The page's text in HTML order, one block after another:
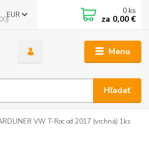
Menu
EUR
Hľadať
0 ks
za 0,00 €
VW T-Roc od 2017 (vrchná) 1ks